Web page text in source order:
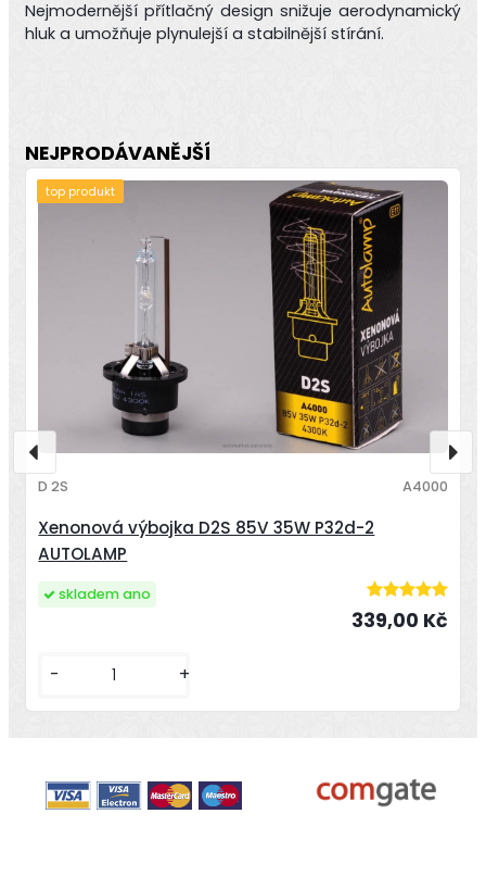
Nejmodernější přítlačný design snižuje aerodynamický
hluk a umožňuje plynulejší a stabilnější stírání.
NEJPRODÁVANĚJŠÍ
Xenonová výbojka D2S 85V 35W P32d-2
AUTOLAMP
D 2S A4000
339,00 Kč
- +
skladem ano
top produkt